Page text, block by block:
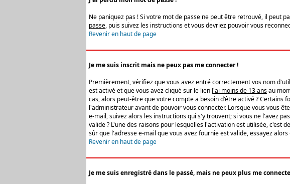
Ne paniquez pas ! Si votre mot de passe ne peut être retrouvé, il peut
passe, puis suivez les instructions et vous devriez pouvoir vous
Revenir en haut de page
Je me suis inscrit mais ne peux pas me connecter !
Premièrement, vérifiez que vous avez entré correctement vos nom
est activé et que vous avez cliqué sur le lien J'ai moins de 13 ansau
cas, alors peut-être que votre compte a besoin d'être activé ?
l'administrateur avant de pouvoir vous connecter. Lorsque vous vous
e-mail, suivez alors les instructions qui s'y trouvent; si vous ne l'avez
valide ? L'une des raisons pour lesquelles l'activation est utilisée, c'est
sûr que l'adresse e-mail que vous avez fournie est valide, essayez
Revenir en haut de page
Je me suis enregistré dans le passé, mais ne peux plus me